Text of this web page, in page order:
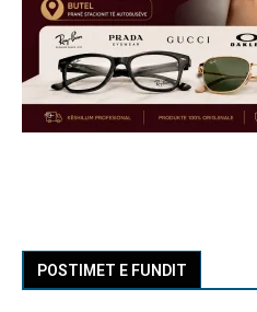
POSTIMET E FUNDIT